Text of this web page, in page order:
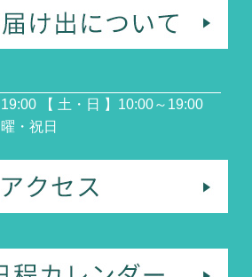
19:00 【 土・日 】10:00～19:00
・祝日